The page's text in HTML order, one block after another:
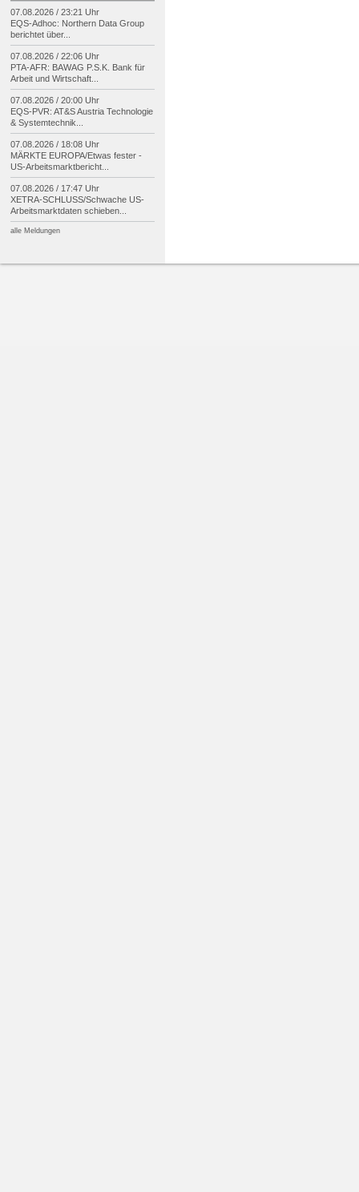
07.08.2026 / 23:21 Uhr
EQS-Adhoc: Northern Data Group
berichtet über...
07.08.2026 / 22:06 Uhr
PTA-AFR: BAWAG P.S.K. Bank für
Arbeit und Wirtschaft...
07.08.2026 / 20:00 Uhr
EQS-PVR: AT&S Austria Technologie
& Systemtechnik...
07.08.2026 / 18:08 Uhr
MÄRKTE EUROPA/Etwas fester -
US-Arbeitsmarktbericht...
07.08.2026 / 17:47 Uhr
XETRA-SCHLUSS/Schwache US-
Arbeitsmarktdaten schieben...
alle Meldungen